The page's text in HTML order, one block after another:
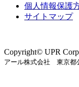
個人情報保護
サイトマップ
Copyright©︎ UPR
アール株式会社 東京都